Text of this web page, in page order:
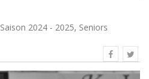
Saison 2024 - 2025, Seniors